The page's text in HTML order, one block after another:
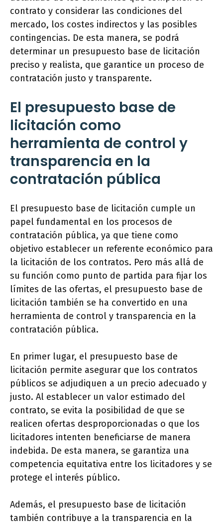
contrato y considerar las condiciones del
mercado, los costes indirectos y las posibles
contingencias. De esta manera, se podrá
determinar un presupuesto base de licitación
preciso y realista, que garantice un proceso de
contratación justo y transparente.
El presupuesto base de
licitación como
herramienta de control y
transparencia en la
contratación pública
El presupuesto base de licitación cumple un
papel fundamental en los procesos de
contratación pública, ya que tiene como
objetivo establecer un referente económico para
la licitación de los contratos. Pero más allá de
su función como punto de partida para fijar los
límites de las ofertas, el presupuesto base de
licitación también se ha convertido en una
herramienta de control y transparencia en la
contratación pública.
En primer lugar, el presupuesto base de
licitación permite asegurar que los contratos
públicos se adjudiquen a un precio adecuado y
justo. Al establecer un valor estimado del
contrato, se evita la posibilidad de que se
realicen ofertas desproporcionadas o que los
licitadores intenten beneficiarse de manera
indebida. De esta manera, se garantiza una
competencia equitativa entre los licitadores y se
protege el interés público.
Además, el presupuesto base de licitación
también contribuye a la transparencia en la